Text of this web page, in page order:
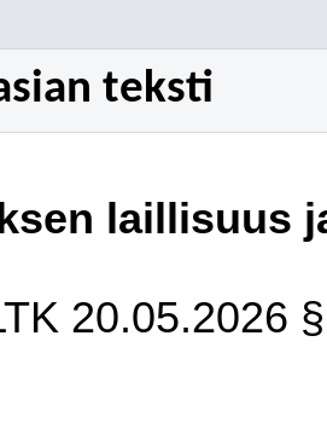
teksti
laillisuus
20.05.2026